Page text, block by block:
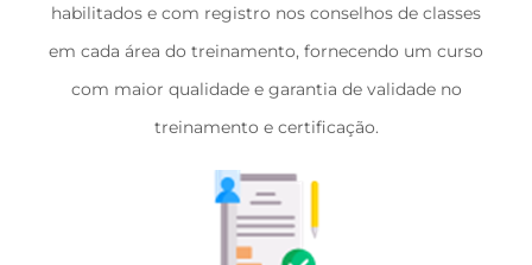
habilitados e com registro nos conselhos de classes
em cada área do treinamento, fornecendo um curso
com maior qualidade e garantia de validade no
treinamento e certificação.